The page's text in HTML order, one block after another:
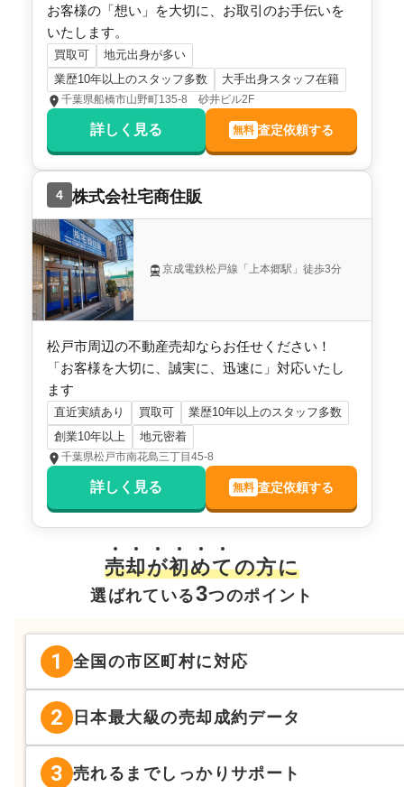
お客様の「想い」を大切に、お取引のお手伝いを
いたします。
買取可
地元出身が多い
業歴10年以上のスタッフ多数
大手出身スタッフ在籍
千葉県船橋市山野町135-8 砂井ビル2F
詳しく見る 無料 査定依頼する
4 株式会社宅商住販
京成電鉄松戸線「上本郷駅」徒歩3分
松戸市周辺の不動産売却ならお任せください！
「お客様を大切に、誠実に、迅速に」対応いたし
ます
直近実績あり 買取可
業歴10年以上のスタッフ多数
創業10年以上
地元密着
千葉県松戸市南花島三丁目45-8
詳しく見る 無料 査定依頼する
売却が初めての方に
選ばれている3つのポイント
1 全国の市区町村に対応
2 日本最大級の売却成約データ
3 売れるまでしっかりサポート